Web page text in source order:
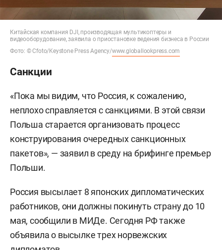
Китайская компания DJI, производящая мультикоптеры и
видеооборудование, заявила о приостановке ведения бизнеса в России
Фото: © Cfoto/Keystone Press Agency/www.globallookpress.com
Санкции
«Пока мы видим, что Россия, к сожалению,
неплохо справляется с санкциями. В этой связи
Польша старается организовать процесс
конструирования очередных санкционных
пакетов», — заявил в среду на брифинге премьер
Польши.
Россия высылает 8 японских дипломатических
работников, они должны покинуть страну до 10
мая, сообщили в МИДе. Сегодня РФ также
объявила о высылке трех норвежских